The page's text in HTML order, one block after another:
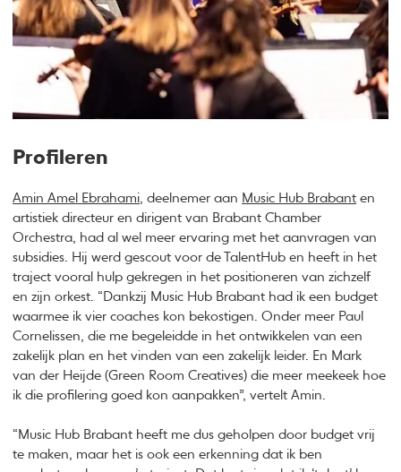
Profileren
Amin Amel Ebrahami , deelnemer aan Music Hub Brabant en
artistiek directeur en dirigent van Brabant Chamber
Orchestra, had al wel meer ervaring met het aanvragen van
subsidies. Hij werd gescout voor de TalentHub en heeft in het
traject vooral hulp gekregen in het positioneren van zichzelf
en zijn orkest. “Dankzij Music Hub Brabant had ik een budget
waarmee ik vier coaches kon bekostigen. Onder meer Paul
Cornelissen, die me begeleidde in het ontwikkelen van een
zakelijk plan en het vinden van een zakelijk leider. En Mark
van der Heijde (Green Room Creatives) die meer meekeek hoe
ik die profilering goed kon aanpakken”, vertelt Amin.
“Music Hub Brabant heeft me dus geholpen door budget vrij
te maken, maar het is ook een erkenning dat ik ben